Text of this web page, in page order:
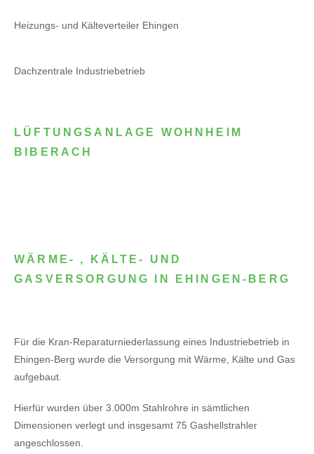
Heizungs- und Kälteverteiler Ehingen
Dachzentrale Industriebetrieb
LÜFTUNGSANLAGE WOHNHEIM
BIBERACH
WÄRME- , KÄLTE- UND
GASVERSORGUNG IN EHINGEN-BERG
Für die Kran-Reparaturniederlassung eines Industriebetrieb in
Ehingen-Berg wurde die Versorgung mit Wärme, Kälte und Gas
aufgebaut.
Hierfür wurden über 3.000m Stahlrohre in sämtlichen
Dimensionen verlegt und insgesamt 75 Gashellstrahler
angeschlossen.